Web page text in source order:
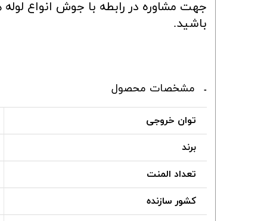
باشید.
مشخصات محصول
توان خروجی
برند
تعداد المنت
کشور سازنده